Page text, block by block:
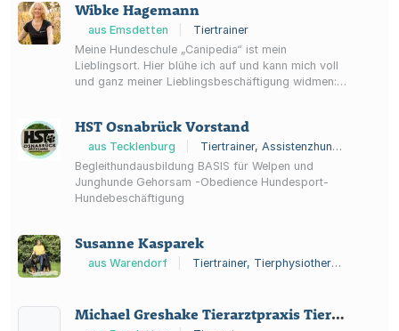
kontaktieren. Wir freuen uns auf euch!
Wibke Hagemann
aus Emsdetten
Tiertrainer
Meine Hundeschule „Canipedia“ ist mein
Lieblingsort. Hier blühe ich auf und kann mich voll
und ganz meiner Lieblingsbeschäftigung widmen:
Team Training und Beratung an. Wir helfen dir bei
der Kaufentscheidung, treffen uns in den
Welpengruppen und Trainieren gemeinsam unsere
Junghunde. In unseren Canipedia C...
HST Osnabrück Vorstand
aus Tecklenburg
Tiertrainer, Assistenzhundetrainer, Hundeschule
Begleithundausbildung BASIS für Welpen und
Junghunde Gehorsam -Obedience Hundesport-
Hundebeschäftigung
Susanne Kasparek
aus Warendorf Tiertrainer, Tierphysiotherapeut
Michael Greshake Tierarztpraxis Tiermedizinisches Zentrum